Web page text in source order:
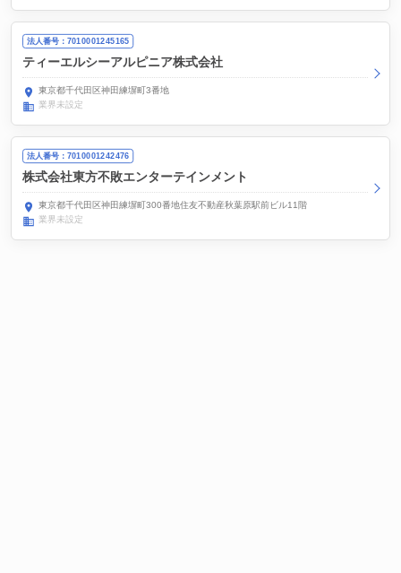
法人番号：7010001245165
ティーエルシーアルピニア株式会社
東京都千代田区神田練塀町3番地
業界未設定
法人番号：7010001242476
株式会社東方不敗エンターテインメント
東京都千代田区神田練塀町300番地住友不動産秋葉原駅前ビル11階
業界未設定